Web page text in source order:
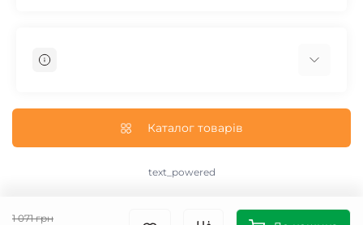
1 071 грн
Запчасти на мотоцикл Ява
Запчасти на мотоцикл Восход
Запчасти на Дельту / Delta
Запчасти на скутер Honda
Доставка и Оплата
Пользовательское соглашение
text_sitemap
Каталог товарів
text_powered